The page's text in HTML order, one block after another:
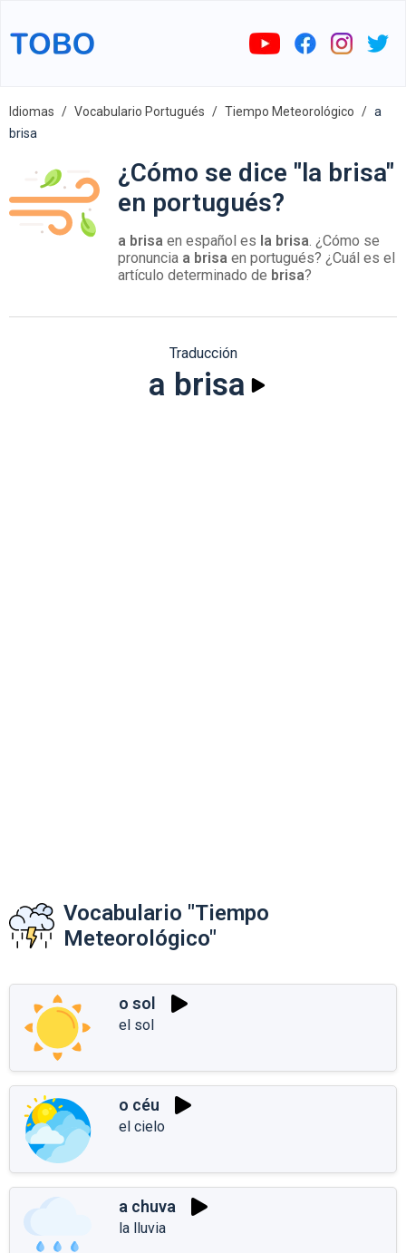
Idiomas Vocabulario Portugués Tiempo Meteorológico
a
brisa
¿Cómo se dice "la brisa"
en portugués?
a brisa en español es la brisa. ¿Cómo se
pronuncia a brisa en portugués? ¿Cuál es el
artículo determinado de brisa?
Traducción
a brisa
Vocabulario "Tiempo
Meteorológico"
o sol
el sol
o céu
el cielo
a chuva
la lluvia